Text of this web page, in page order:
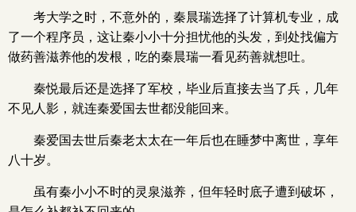
考大学之时，不意外的，秦晨瑞选择了计算机专业，成
了一个程序员，这让秦小小十分担忧他的头发，到处找偏方
做药善滋养他的发根，吃的秦晨瑞一看见药善就想吐。
秦悦最后还是选择了军校，毕业后直接去当了兵，几年
不见人影，就连秦爱国去世都没能回来。
秦爱国去世后秦老太太在一年后也在睡梦中离世，享年
八十岁。
虽有秦小小不时的灵泉滋养，但年轻时底子遭到破坏，